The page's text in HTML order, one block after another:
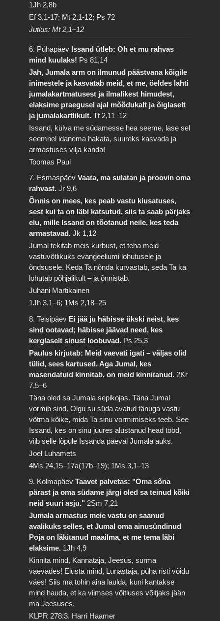
1Jh 2,8b
Ef 3,1-17; Mt 2,1-12; Ps 72
Jutlus: Mt 2,1–12
6. Pühapäev Issand ütleb: Oh et mu rahvas
mind kuulaks! Ps 81,14
Jah, Jumala arm on ilmunud päästvana kõigile
inimestele ja kasvatab meid, et me, öeldes lahti
jumalakartmatusest ja ilmalikest himudest,
elaksime praegusel ajal mõõdukalt ja õiglaselt
ja jumalakartlikult.Tt 2,11–12
Issand, külva me südamesse hea seeme, lase sel
seemnel idanema hakata, suureks kasvada ja
armastuses vilja kanda!
Toomas Paul
7. EsmaspäevVaata, ma sulatan ja proovin oma
rahvast.Jr 9,6
Õnnis on mees, kes peab vastu kiusatuses,
sest kui ta on läbi katsutud, siis ta saab pärjaks
elu, mille Issand on tõotanud neile, kes teda
armastavad.Jk 1,12
Jumal tekitab meis kurbust, et teha meid
vastuvõtlikuks evangeeliumi lohutusele ja
õndsusele. Keda Ta nõnda kurvastab, seda Ta ka
lohutab põhjalikult – ja õnnistab.
Juhani Martikainen
1Jh 3,1–6; 1Ms 2,18–25
8. Teisipäev Ei jää ju häbisse ükski neist, kes
sind ootavad; häbisse jäävad need, kes
kerglaselt sinust loobuvad. Ps 25,3
Paulus kirjutab: Meid vaevati igati – väljas olid
tülid, sees kartused. Aga Jumal, kes
masendatuid kinnitab, on meid kinnitanud. 2Kr
7,5–6
Täna oled sa Jumala sepikojas. Täna Jumal
vormib sind. Olgu su süda avatud tänuga vastu
võtma kõike, mida Ta sinu vormimiseks teeb. See
Issand, kes on sinu juures alustanud head tööd,
viib selle lõpule Issanda päeval Jumala auks.
Joel Luhamets
4Ms 24,15–17a(17b–19); 1Ms 3,1–13
9. KolmapäevTaavet palvetas: "Oma sõna
pärast ja oma südame järgi oled sa teinud kõiki
neid suuri asju." 2Sm 7,21
Jumala armastus meie vastu on saanud
avalikuks selles, et Jumal oma ainusündinud
Poja on läkitanud maailma, et me tema läbi
elaksime. 1Jh 4,9
Kinnita mind, Kannataja, Jeesus, surma
vaevades! Elusta mind, Lunastaja, püha risti võidu
väes! Siis ma tohin aina laulda, kuni kantakse
mind hauda, et ka viimses võitluses võitjaks jään
ma Jeesuses.
KLPR 278:3. Harri Haamer